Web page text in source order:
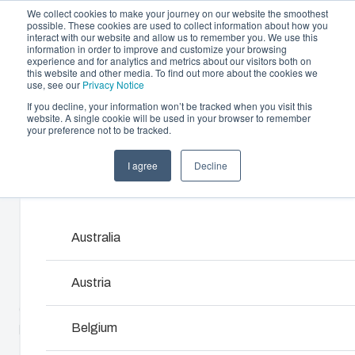
We collect cookies to make your journey on our website the smoothest
possible. These cookies are used to collect information about how you
interact with our website and allow us to remember you. We use this
information in order to improve and customize your browsing
experience and for analytics and metrics about our visitors both on
this website and other media. To find out more about the cookies we
use, see our Privacy Notice
If you decline, your information won’t be tracked when you visit this
website. A single cookie will be used in your browser to remember
your preference not to be tracked.
I agree Decline
Boîtiers et Coffrets
Notre gamme de boîtiers et de coffrets s’adapte à
Chez Fibox, nos produits sont réputés pour leur
Recherche de produits
Offre et services
Partenaires
A propos de Fibox
Australia
Austria
Belgium
Home/fr/SOLID 3819/PC 3819 13 T
PC 3819 13 T
5330061
Base avec ouvertures passe câbles prédéfoncées et vis
de montage, couvercle avec joint polyuréthane et vis en
polyamide